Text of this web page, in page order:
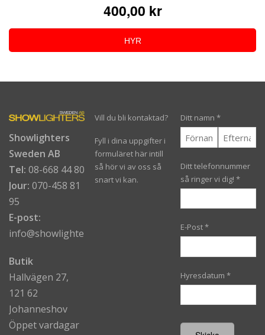
400,00 kr
HYR
Showlighters
Sweden AB
Tel: 08-668 44 80
Jour: 070-458 81
95
E-post:
info@showlighters.se
Butik
Hallvägen 27,
121 62
Johanneshov
Öppet vardagar
Vill du bli kontaktad?
Fyll i dina uppgifter i
formuläret här intill
så hör vi av oss så
snart vi kan.
Ditt namn *
Ditt telefonnummer
så ringer vi dig! *
E-Post*
Hyresdatum *